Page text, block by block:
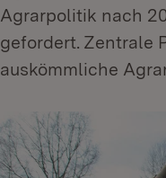
Agrarpolitik nach
gefordert. Zentrale
auskömmliche